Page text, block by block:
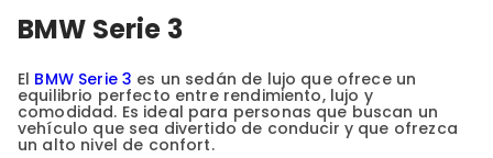
BMW Serie 3
El BMW Serie 3 es un sedán de lujo que ofrece un
equilibrio perfecto entre rendimiento, lujo y
comodidad. Es ideal para personas que buscan un
vehículo que sea divertido de conducir y que ofrezca
un alto nivel de confort.